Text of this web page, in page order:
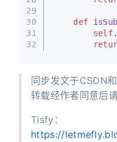
29
30
31
32
def
self
同步发文于CSDN
转载经作者同意后
Tisfy：
https://